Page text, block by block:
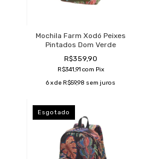
Mochila Farm Xodó Peixes
Pintados Dom Verde
R$359,90
R$341,91 com Pix
6x de R$59,98 sem juros
Esgotado